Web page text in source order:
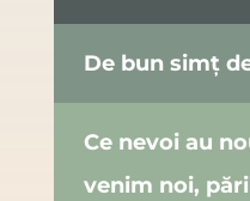
De bun simț
Ce nevoi au
venim noi,